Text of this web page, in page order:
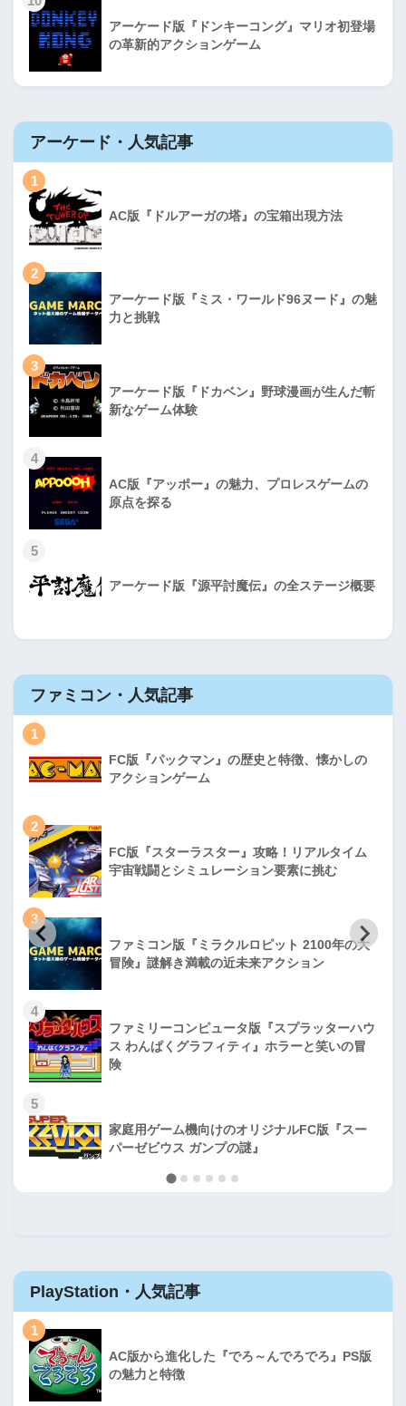
アーケード版『ドンキーコング』マリオ初登場
の革新的アクションゲーム
アーケード・人気記事
1
AC版『ドルアーガの塔』の宝箱出現方法
2
アーケード版『ミス・ワールド96ヌード』の魅
力と挑戦
3
アーケード版『ドカベン』野球漫画が生んだ斬
新なゲーム体験
4
AC版『アッポー』の魅力、プロレスゲームの
原点を探る
5
アーケード版『源平討魔伝』の全ステージ概要
ファミコン・人気記事
1
FC版『パックマン』の歴史と特徴、懐かしの
アクションゲーム
2
FC版『スターラスター』攻略！リアルタイム
宇宙戦闘とシミュレーション要素に挑む
3
ファミコン版『ミラクルロピット 2100年の大
冒険』謎解き満載の近未来アクション
4
ファミリーコンピュータ版『スプラッターハウ
ス わんぱくグラフィティ』ホラーと笑いの冒
険
5
家庭用ゲーム機向けのオリジナルFC版『スー
パーゼビウス ガンプの謎』
PlayStation・人気記事
1
AC版から進化した『でろ～んでろでろ』PS版
の魅力と特徴